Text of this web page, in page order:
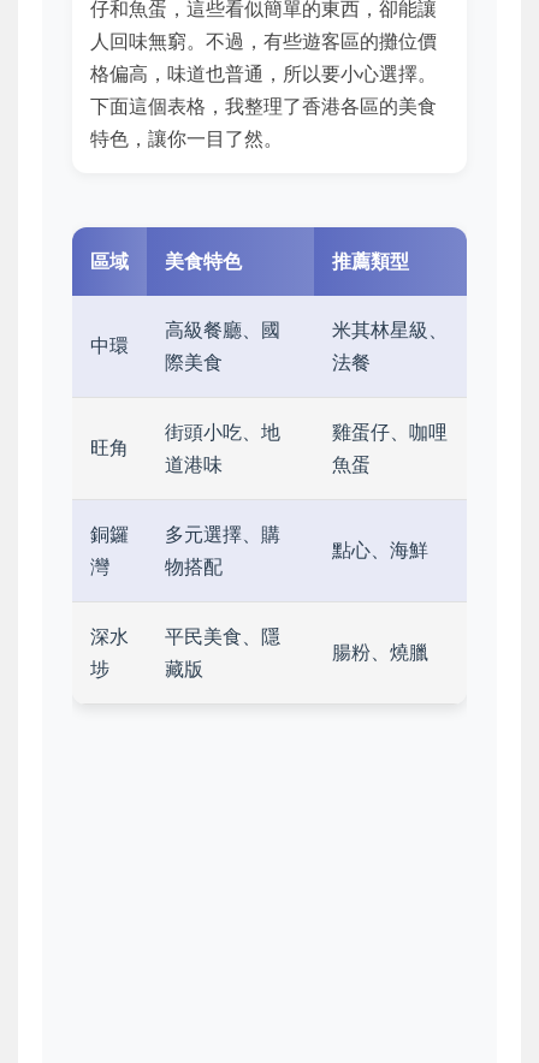
仔和魚蛋，這些看似簡單的東西，卻能讓
人回味無窮。不過，有些遊客區的攤位價
格偏高，味道也普通，所以要小心選擇。
下面這個表格，我整理了香港各區的美食
特色，讓你一目了然。
區域 美食特色 推薦類型
中環
高級餐廳、國
際美食
米其林星級、
法餐
旺角
街頭小吃、地
道港味
雞蛋仔、咖哩
魚蛋
銅鑼
灣
多元選擇、購
物搭配
點心、海鮮
深水
埗
平民美食、隱
藏版
腸粉、燒臘